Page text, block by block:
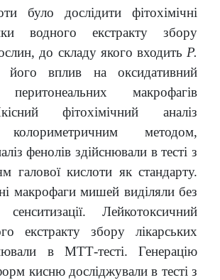
було дослідити фітохімічні
водного екстракту збору
до складу якого входить P.
вплив на оксидативний
перитонеальних макрофагів
фітохімічний аналіз
методом,
фенолів здійснювали в тесті з
галової кислоти як стандарту.
макрофаги мишей виділяли без
сенситизації. Лейкотоксичний
екстракту збору лікарських
в МТТ-тесті. Генерацію
кисню досліджували в тесті з